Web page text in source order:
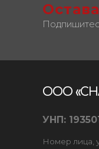
ООО
УНП:
Номер лица,